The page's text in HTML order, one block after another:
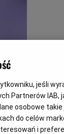
jeśli
Partnerów IAB,
osobowe
do celów
i